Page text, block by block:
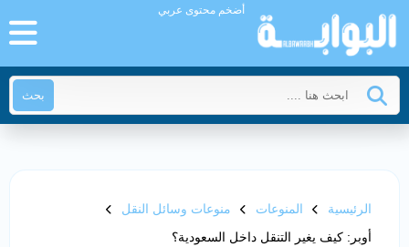
أضخم محتوى عربي
بحث
الرئيسية المنوعات
منوعات وسائل النقل
أوبر: كيف يغير التنقل داخل السعودية؟